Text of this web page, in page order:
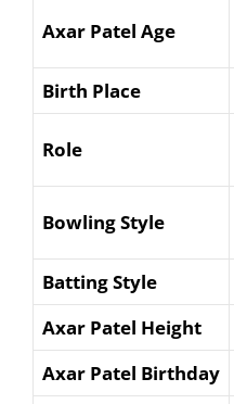
Axar Patel Age
Birth Place
Role
Bowling Style
Batting Style
Axar Patel Height
Axar Patel Birthday